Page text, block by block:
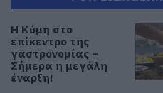
Η Κύμη στο
επίκεντρο της
γαστρονομίας –
Σήμερα η μεγάλη
έναρξη!